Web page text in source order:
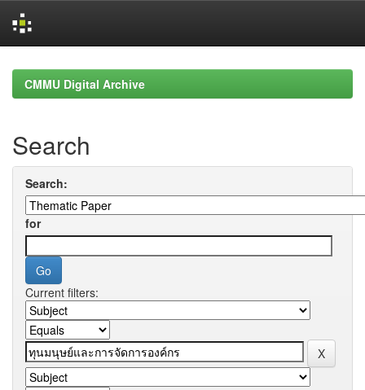
navigationCMMU Digital Archive
Search
Search:
for
Current filters: